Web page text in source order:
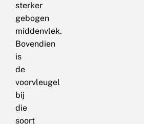
sterker
gebogen
middenvlek.
Bovendien
is
de
voorvleugel
bij
die
soort